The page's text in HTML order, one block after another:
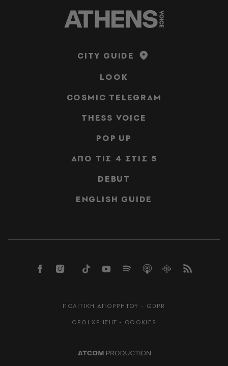
CITY GUIDE
LOOK
COSMIC TELEGRAM
THESS VOICE
POP UP
ΑΠΟ ΤΙΣ 4 ΣΤΙΣ 5
DEBUT
ENGLISH GUIDE
ΠΟΛΙΤΙΚΗ ΑΠΟΡΡΗΤΟΥ - GDPR
ΟΡΟΙ ΧΡΗΣΗΣ - COOKIES